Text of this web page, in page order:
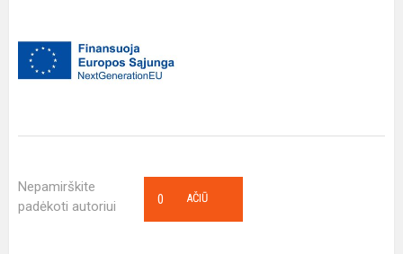
Nepamirškite
padėkoti autoriui
AČIŪ
0